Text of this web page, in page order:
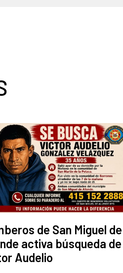
de San Miguel de
activa búsqueda de
Audelio